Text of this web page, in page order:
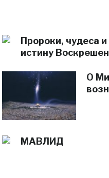
Пророки, чудеса
истину
О
МАВЛИД